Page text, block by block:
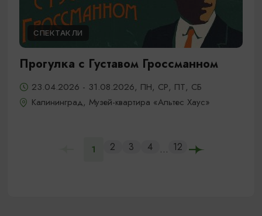
СПЕКТАКЛИ
Прогулка с Густавом Гроссманном
23.04.2026 - 31.08.2026, ПН, СР, ПТ, СБ
Калининград, Музей-квартира «Альтес Хаус»
1 2 3 4 ... 12